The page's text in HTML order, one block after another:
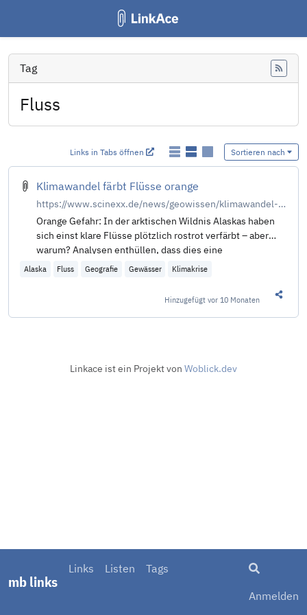
mb links
Links Listen Tags
Anmelden
Tag
Fluss
Links in Tabs öffnen Sortieren nach
Klimawandel färbt Flüsse orange
https://www.scinexx.de/news/geowissen/klimawandel-faerbt-fluesse-orange/
Orange Gefahr: In der arktischen Wildnis Alaskas haben
sich einst klare Flüsse plötzlich rostrot verfärbt – aber
warum? Analysen enthüllen, dass dies eine
Alaska Fluss Geografie Gewässer Klimakrise
Hinzugefügtvor 10 Monaten
Linkace ist ein Projekt von Woblick.dev